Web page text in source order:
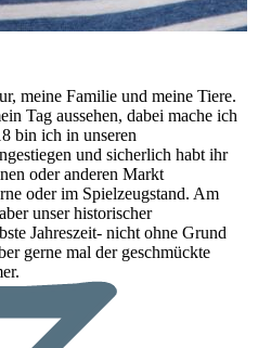
meine Familie und meine Tiere.
Tag aussehen, dabei mache ich
bin ich in unseren
und sicherlich habt ihr
oder anderen Markt
oder im Spielzeugstand. Am
unser historischer
Jahreszeit- nicht ohne Grund
gerne mal der geschmückte